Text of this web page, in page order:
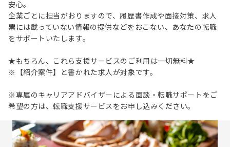
安心。
企業ごとに担当がおりますので、履歴書作成や面接対策、求人
票には載っていない情報の提供などをおこない、あなたの転職
をサポートいたします。
★もちろん、これら支援サービスのご利用は一切無料★
※【紹介案件】と書かれた求人が対象です。
※専属のキャリアアドバイザーによる面談・転職サポートをご
希望の方は、転職支援サービスをお申し込みください。